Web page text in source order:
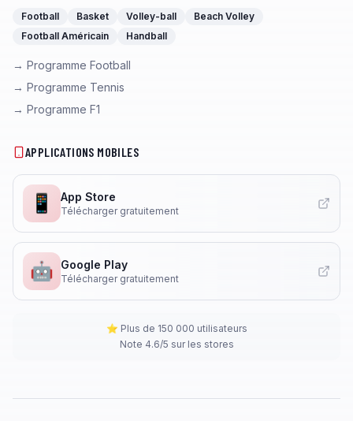
Football Basket Volley-ball
Beach Volley
Football Américain
Handball
→ Programme Football
→ Programme Tennis
→ Programme F1
APPLICATIONS MOBILES
📱 App Store
Télécharger gratuitement
🤖 Google Play
Télécharger gratuitement
⭐ Plus de 150 000 utilisateurs
Note 4.6/5 sur les stores